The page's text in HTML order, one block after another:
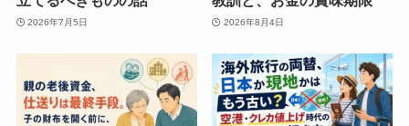
2026年7月5日 2026年8月4日